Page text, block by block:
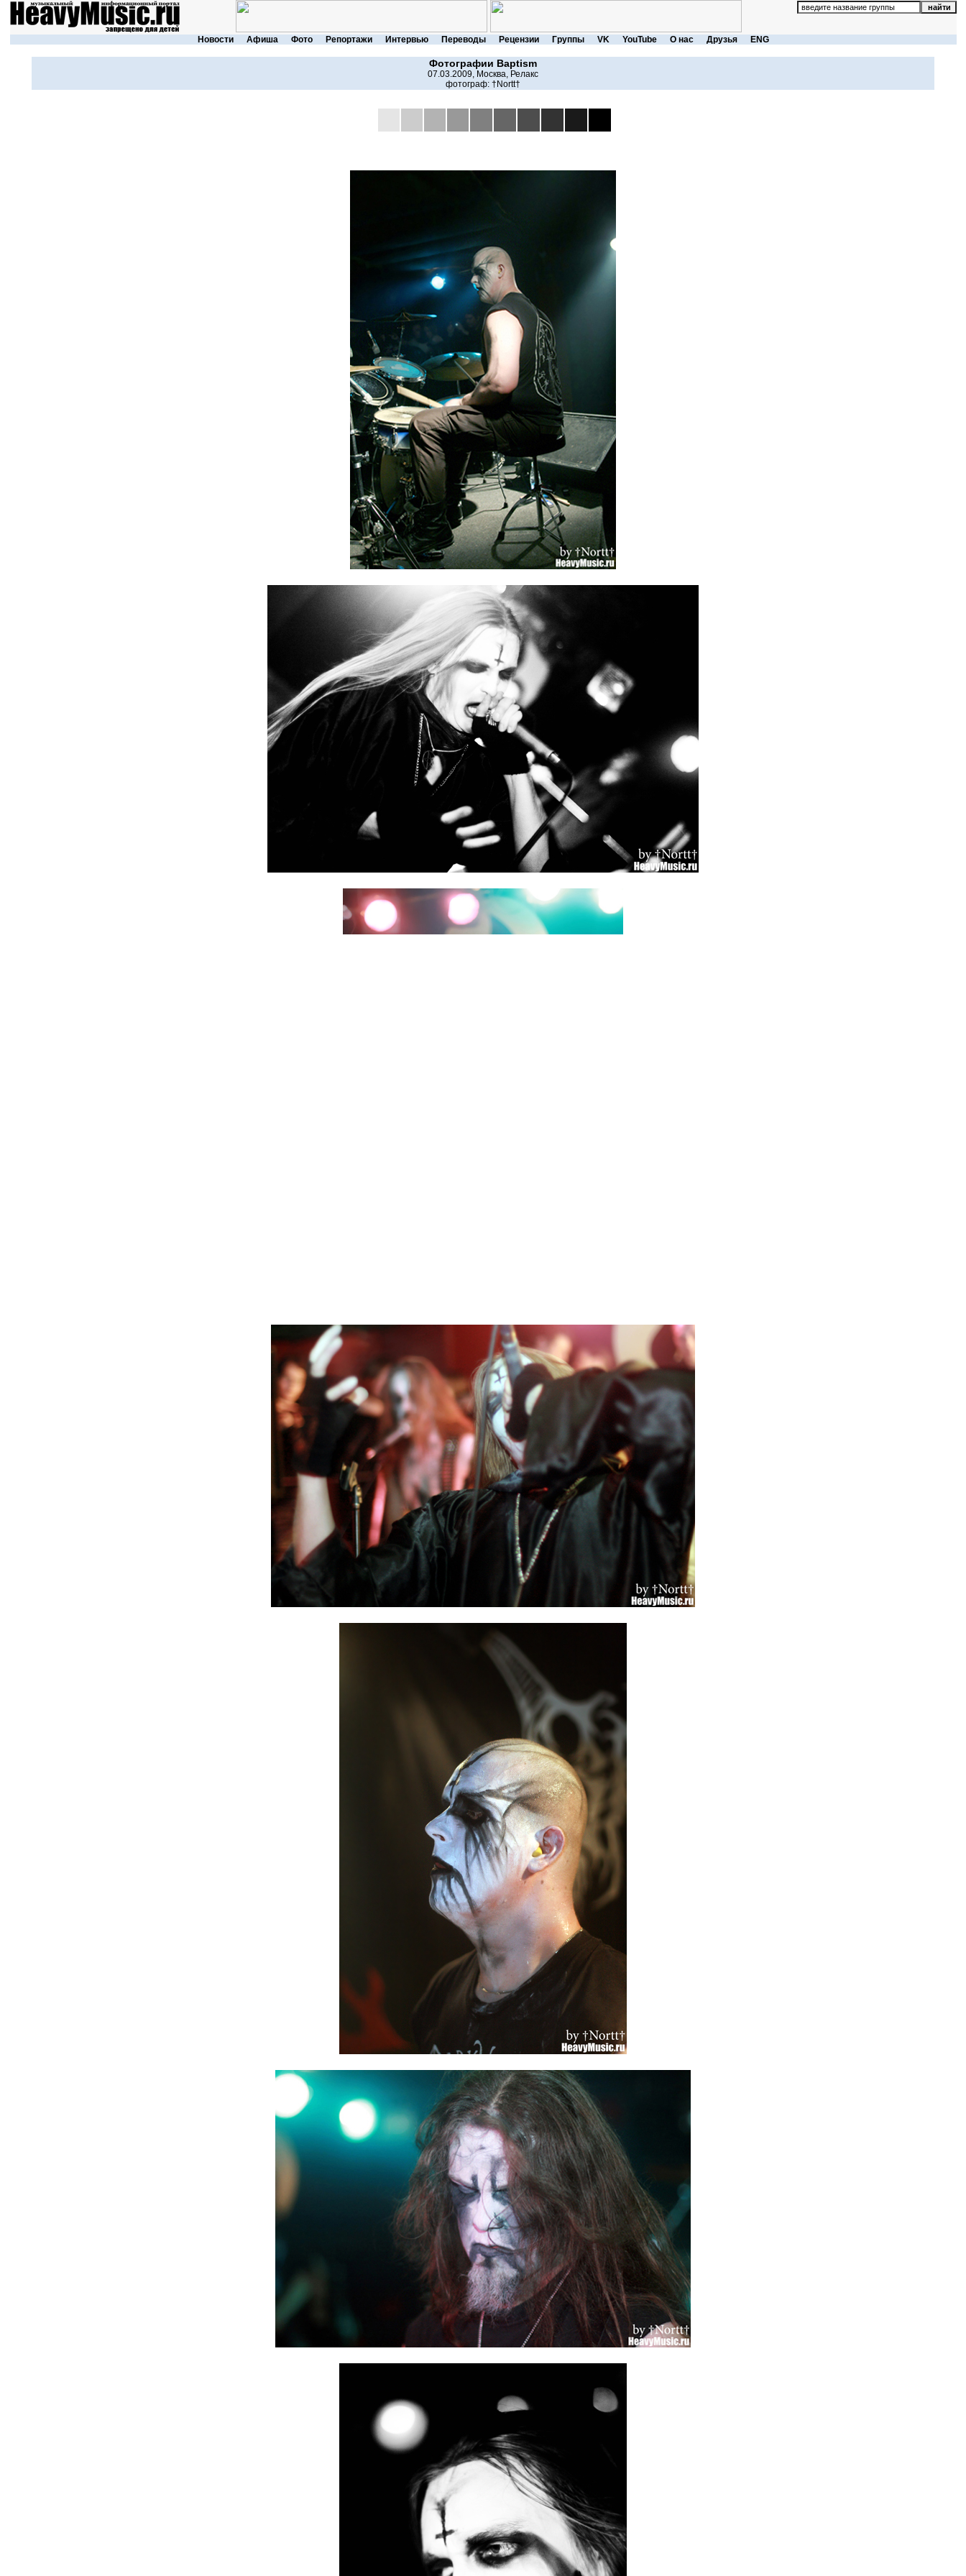
Новости Афиша Фото Репортажи Интервью Переводы Рецензии Группы VK YouTube О нас Друзья ENG
Фотографии Baptism
07.03.2009, Москва, Релакс
фотограф: †Nortt†